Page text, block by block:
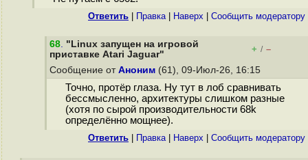
Ответить Правка| Наверх Cообщить модератору
68. "Linux запущен на игровой
приставке Atari Jaguar"
+ / –
Сообщение от Аноним (61), 09-Июл-26, 16:15
Точно, протёр глаза. Ну тут в лоб сравнивать
бессмысленно, архитектуры слишком разные
(хотя по сырой производительности 68k
определённо мощнее).
Ответить Правка| Наверх Cообщить модератору